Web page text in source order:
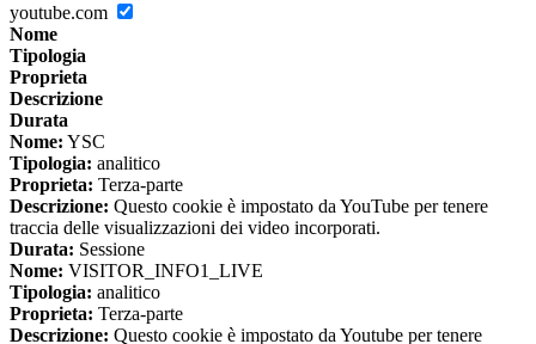
youtube.com
Nome
Tipologia
Proprieta
Descrizione
Durata
Nome: YSC
Tipologia: analitico
Proprieta: Terza-parte
Descrizione: Questo cookie è impostato da YouTube per tenere
traccia delle visualizzazioni dei video incorporati.
Durata: Sessione
Nome: VISITOR_INFO1_LIVE
Tipologia: analitico
Proprieta: Terza-parte
Descrizione: Questo cookie è impostato da Youtube per tenere